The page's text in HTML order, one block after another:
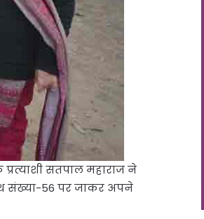
प्रत्याशी सतपाल महाराज ने
संख्या-56 पर जाकर अपने